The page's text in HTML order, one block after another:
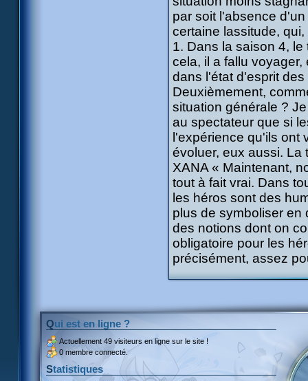
par soit l'absence
certaine lassitude,
1. Dans la saison 4,
cela, il a fallu
dans l'état d'esprit des
Deuxièmement,
situation générale ?
au spectateur que si
l'expérience qu'ils ont
évoluer, eux aussi. La
XANA « Maintenant,
tout à fait vrai. Dans
les héros sont des
plus de symboliser en
des notions dont on
obligatoire pour les
précisément, assez
Qui est en ligne ?
Actuellement 49 visiteurs en ligne sur le site !
0 membre connecté.
Statistiques